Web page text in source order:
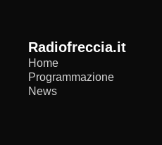
radiofreccia.it
Home
Programmazione
News